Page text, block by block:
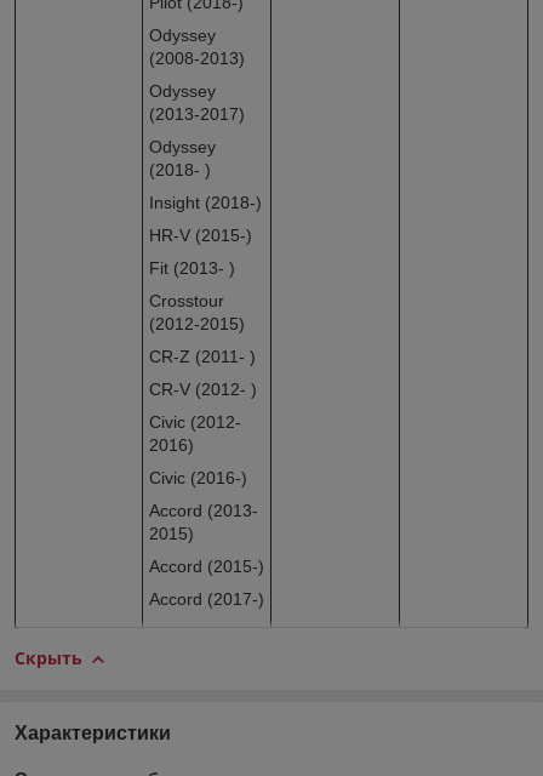
Odyssey
(2008-2013)
Odyssey
(2013-2017)
Odyssey
(2018- )
Insight (2018-)
HR-V (2015-)
Fit (2013- )
Crosstour
(2012-2015)
CR-Z (2011- )
CR-V (2012- )
Civic (2012-
2016)
Civic (2016-)
Accord (2013-
2015)
Accord (2015-)
Accord (2017-)
Скрыть
Характеристики